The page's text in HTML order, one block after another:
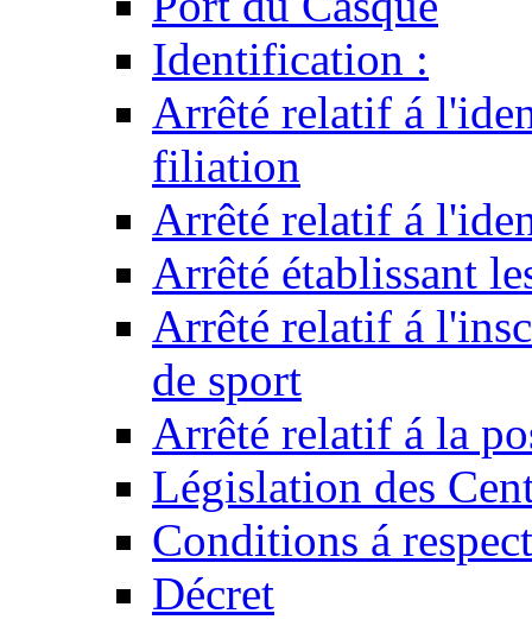
Identification :
Arrêté relatif á
filiation
Arrêté relatif á
Arrêté établissant
Arrêté relatif á
de sport
Arrêté relatif á la
Législation des
Conditions á
Décret